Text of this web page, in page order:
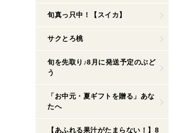
旬真っ只中！【スイカ】
サクとろ桃
旬を先取り♪8月に発送予定のぶど
う
「お中元・夏ギフトを贈る」あな
たへ
【あふれる果汁がたまらない！】8